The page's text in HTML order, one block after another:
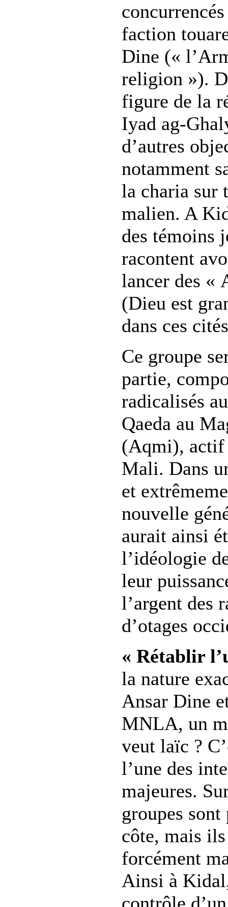
faction
Dine («
religion »).
figure de la
Iyad ag-
d’autres
notamment
la charia sur
malien. A
des témoins
racontent
lancer des «
(Dieu est
dans ces
Ce groupe
partie,
radicalisés
Qaeda au
(Aqmi), actif
Mali. Dans
et
nouvelle
aurait ainsi
l’idéologie
leur
l’argent des
d’otages
« Rétablir
la nature
Ansar Dine
MNLA, un
veut laïc ?
l’une des
majeures.
groupes sont
côte, mais ils
forcément
Ainsi à